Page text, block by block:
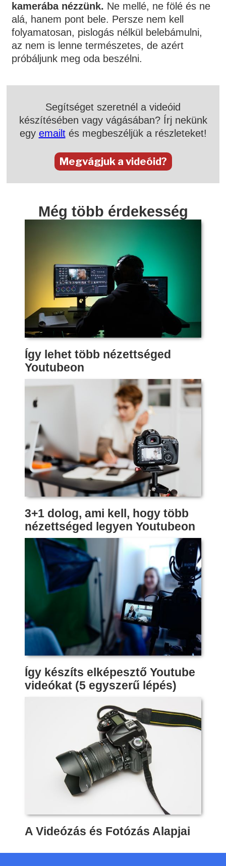
kamerába nézzünk. Ne mellé, ne fölé és ne
alá, hanem pont bele. Persze nem kell
folyamatosan, pislogás nélkül belebámulni,
az nem is lenne természetes, de azért
próbáljunk meg oda beszélni.
Segítséget szeretnél a videóid
készítésében vagy vágásában? Írj nekünk
egy emailtés megbeszéljük a részleteket!
Megvágjuk a videóid?
Még több érdekesség
Így lehet több nézettséged
Youtubeon
3+1 dolog, ami kell, hogy több
nézettséged legyen Youtubeon
Így készíts elképesztő Youtube
videókat (5 egyszerű lépés)
A Videózás és Fotózás Alapjai